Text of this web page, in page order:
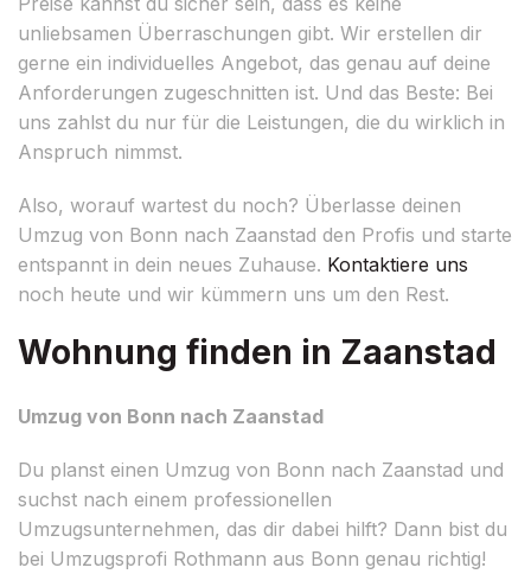
unliebsamen Überraschungen gibt. Wir erstellen dir
gerne ein individuelles Angebot, das genau auf deine
Anforderungen zugeschnitten ist. Und das Beste: Bei
uns zahlst du nur für die Leistungen, die du wirklich in
Anspruch nimmst.
Also, worauf wartest du noch? Überlasse deinen
Umzug von Bonn nach Zaanstad den Profis und starte
entspannt in dein neues Zuhause. Kontaktiere uns
noch heute und wir kümmern uns um den Rest.
Wohnung finden in Zaanstad
Umzug von Bonn nach Zaanstad
Du planst einen Umzug von Bonn nach Zaanstad und
suchst nach einem professionellen
Umzugsunternehmen, das dir dabei hilft? Dann bist du
bei Umzugsprofi Rothmann aus Bonn genau richtig!